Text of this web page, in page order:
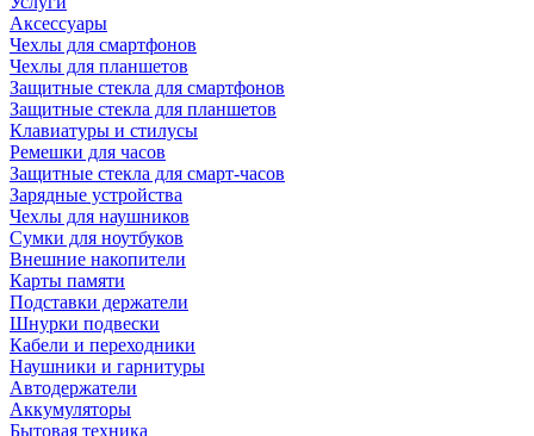
Аксессуары
Чехлы для смартфонов
Чехлы для планшетов
Защитные стекла для смартфонов
Защитные стекла для планшетов
Клавиатуры и стилусы
Ремешки для часов
Защитные стекла для смарт-часов
Зарядные устройства
Чехлы для наушников
Сумки для ноутбуков
Внешние накопители
Карты памяти
Подставки держатели
Шнурки подвески
Кабели и переходники
Наушники и гарнитуры
Автодержатели
Аккумуляторы
Бытовая техника